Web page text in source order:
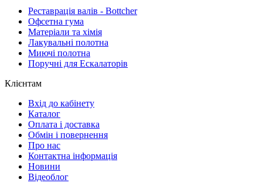
Реставрація валів - Bottcher
Офсетна гума
Матеріали та хімія
Лакувальні полотна
Миючі полотна
Поручні для Ескалаторів
Клієнтам
Вхід до кабінету
Каталог
Оплата і доставка
Обмін і повернення
Про нас
Контактна інформація
Новини
Відеоблог